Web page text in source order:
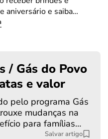
aniversário e saiba…
/ Gás do Povo
e valor
pelo programa Gás
mudanças na
para famílias…
Salvar artigo